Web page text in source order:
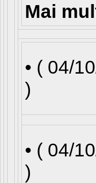
Mai
• ( 04/
)
• ( 04/
)